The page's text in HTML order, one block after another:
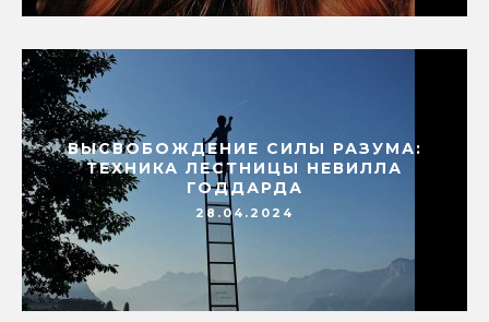
ВЫСВОБОЖДЕНИЕ СИЛЫ РАЗУМА:
ТЕХНИКА ЛЕСТНИЦЫ НЕВИЛЛА
ГОДДАРДА
28.04.2024